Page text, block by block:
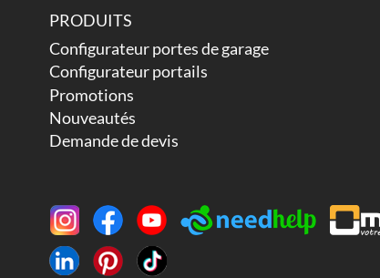
PRODUITS
Configurateur portes de garage
Configurateur portails
Promotions
Nouveautés
Demande de devis